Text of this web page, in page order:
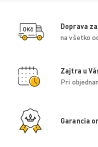
Doprava
na všetko
Zajtra u
Pri
Garancia